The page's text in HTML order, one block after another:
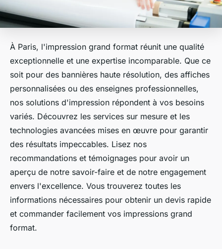
À Paris, l'impression grand format réunit une qualité
exceptionnelle et une expertise incomparable. Que ce
soit pour des bannières haute résolution, des affiches
personnalisées ou des enseignes professionnelles,
nos solutions d'impression répondent à vos besoins
variés. Découvrez les services sur mesure et les
technologies avancées mises en œuvre pour garantir
des résultats impeccables. Lisez nos
recommandations et témoignages pour avoir un
aperçu de notre savoir-faire et de notre engagement
envers l'excellence. Vous trouverez toutes les
informations nécessaires pour obtenir un devis rapide
et commander facilement vos impressions grand
format.